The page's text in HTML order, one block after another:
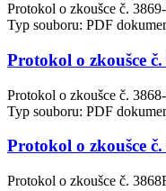
Protokol o zkoušce č.
Typ souboru: PDF
Protokol o zkoušce
Protokol o zkoušce č.
Typ souboru: PDF
Protokol o zkoušce
Protokol o zkoušce č.